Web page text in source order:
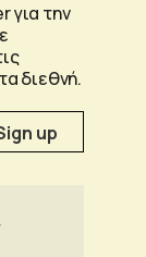
για την
διεθνή.